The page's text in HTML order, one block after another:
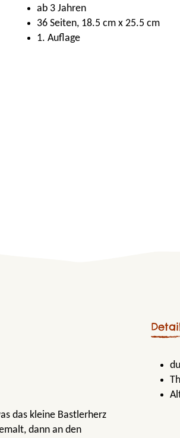
ab 3 Jahren
36 Seiten, 18.5 cm x 25.5 cm
1. Auflage
das kleine Bastlerherz
dann an den